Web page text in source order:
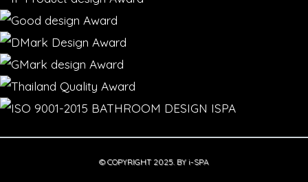
© COPYRIGHT 2025. BY i-SPA